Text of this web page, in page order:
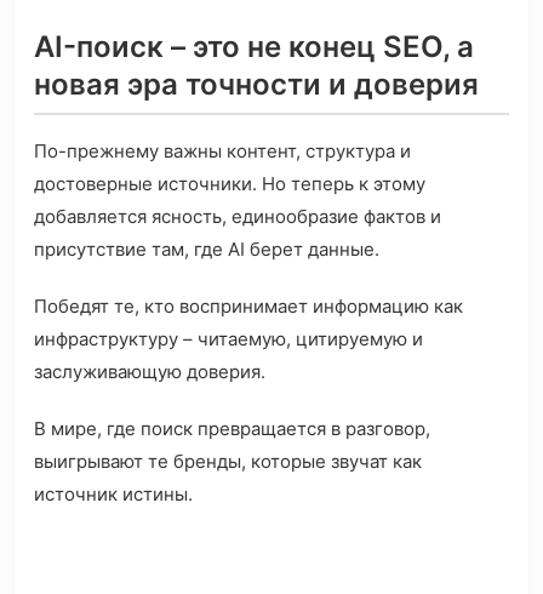
AI-поиск – это не конец SEO, а
новая эра точности и доверия
По-прежнему важны контент, структура и
достоверные источники. Но теперь к этому
добавляется ясность, единообразие фактов и
присутствие там, где AI берет данные.
Победят те, кто воспринимает информацию как
инфраструктуру – читаемую, цитируемую и
заслуживающую доверия.
В мире, где поиск превращается в разговор,
выигрывают те бренды, которые звучат как
источник истины.